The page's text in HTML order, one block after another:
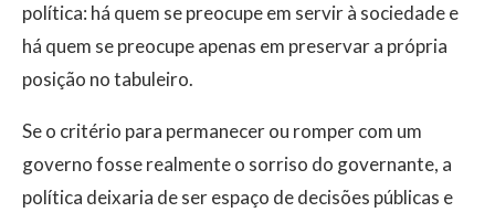
política: há quem se preocupe em servir à sociedade e
há quem se preocupe apenas em preservar a própria
posição no tabuleiro.
Se o critério para permanecer ou romper com um
governo fosse realmente o sorriso do governante, a
política deixaria de ser espaço de decisões públicas e